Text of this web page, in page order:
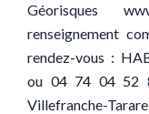
Géorisques
renseignement
rendez-vous :
ou 04 74 04 52
Villefranche-